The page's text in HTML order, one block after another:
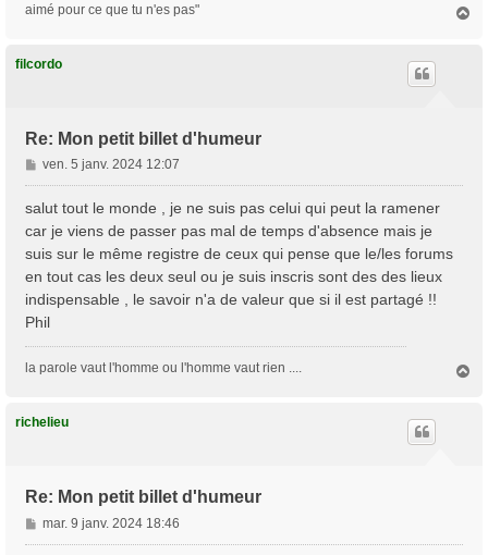
aimé pour ce que tu n'es pas"
filcordo
Re: Mon petit billet d'humeur
M
e
s
g
e
ven. 5 janv. 2024 12:07
salut tout le monde , je ne suis pas celui qui peut la ramener
car je viens de passer pas mal de temps d'absence mais je
suis sur le même registre de ceux qui pense que le/les forums
en tout cas les deux seul ou je suis inscris sont des des lieux
indispensable , le savoir n'a de valeur que si il est partagé !!
Phil
la parole vaut l'homme ou l'homme vaut rien ....
richelieu
Re: Mon petit billet d'humeur
M
e
mar. 9 janv. 2024 18:46